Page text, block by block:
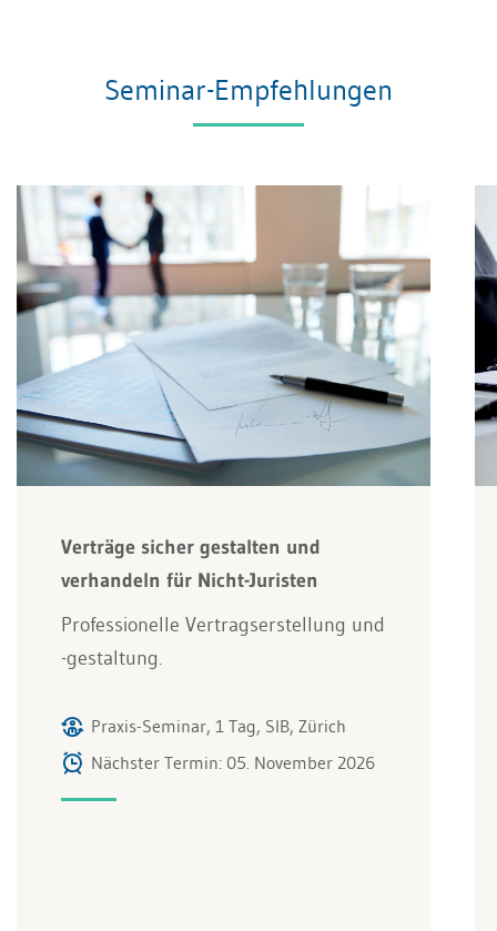
Seminar-Empfehlungen
Verträge sicher gestalten und
verhandeln für Nicht-Juristen
Professionelle Vertragserstellung und
-gestaltung.
Praxis-Seminar, 1 Tag, SIB, Zürich
Nächster Termin: 05. November 2026